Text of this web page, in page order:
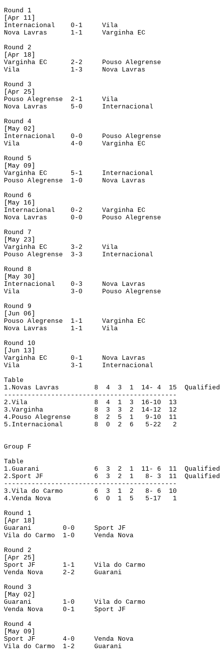
Round 1
Apr 11]
Internacional
0-1
Vila
Nova Lavras
1-1
Varginha EC
Round 2
Apr 18]
Varginha EC
2-2
Pouso Alegrense
Vila
1-3
Nova Lavras
Round 3
Apr 25]
Pouso Alegrense
2-1
Vila
Nova Lavras
5-0
Internacional
Round 4
May 02]
Internacional
0-0
Pouso Alegrense
Vila
4-0
Varginha EC
Round 5
May 09]
Varginha EC
5-1
Internacional
Pouso Alegrense
1-0
Nova Lavras
Round 6
May 16]
Internacional
0-2
Varginha EC
Nova Lavras
0-0
Pouso Alegrense
Round 7
May 23]
Varginha EC
3-2
Vila
Pouso Alegrense
3-3
Internacional
Round 8
May 30]
Internacional
0-3
Nova Lavras
Vila
3-0
Pouso Alegrense
Round 9
[Jun 06]
Pouso Alegrense
1-1
Varginha EC
Nova Lavras
1-1
Vila
Round 10
[Jun 13]
Varginha EC
0-1
Nova Lavras
Vila
3-1
Internacional
Table
1. Novas Lavras 8 4 3 1 14- 4 15
Qualified
--------------------------------------------
2. Vila 8 4 1 3 16-10
13
3. Varginha 8 3 3 2 14-12
12
4. Pouso Alegrense 8 2 5 1 9-10
11
5. Internacional 8 0 2 6 5-22 2
Group F
Table
1.Guarani
6 3 2 1 11- 6 11
Qualified
2.Sport JF 6 3 2 1 8- 3 11
Qualified
--------------------------------------------
3. Vila do Carmo 6 3 1 2 8- 6
10
4. Venda Nova 6 0 1 5 5-17
1
Round 1
Apr 18]
Guarani
0-0
Sport JF
Vila do Carmo
1-0
Venda Nova
Round 2
Apr 25]
Sport JF
1-1
Vila do Carmo
Venda Nova
2-2
Guarani
Round 3
May 02]
Guarani
1-0
Vila do Carmo
Venda Nova
0-1
Sport JF
Round 4
[May 09]
Sport JF
4-0 Venda Nova
Vila do Carmo
1-2
Guarani